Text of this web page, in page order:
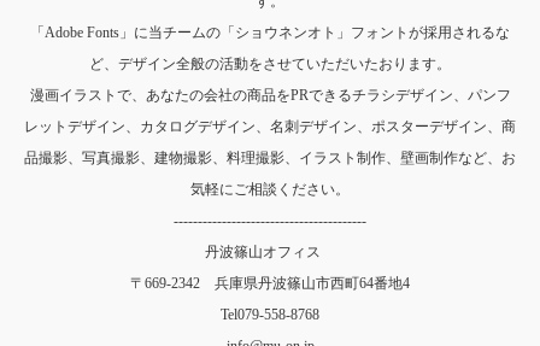
「Adobe Fonts」に当チームの「ショウネンオト」フォントが採用されるな
ど、デザイン全般の活動をさせていただいたおります。
漫画イラストで、あなたの会社の商品をPRできるチラシデザイン、パンフ
レットデザイン、カタログデザイン、名刺デザイン、ポスターデザイン、商
品撮影、写真撮影、建物撮影、料理撮影、イラスト制作、壁画制作など、お
気軽にご相談ください。
----------------------------------------
丹波篠山オフィス
〒669-2342 兵庫県丹波篠山市西町64番地4
Tel079-558-8768